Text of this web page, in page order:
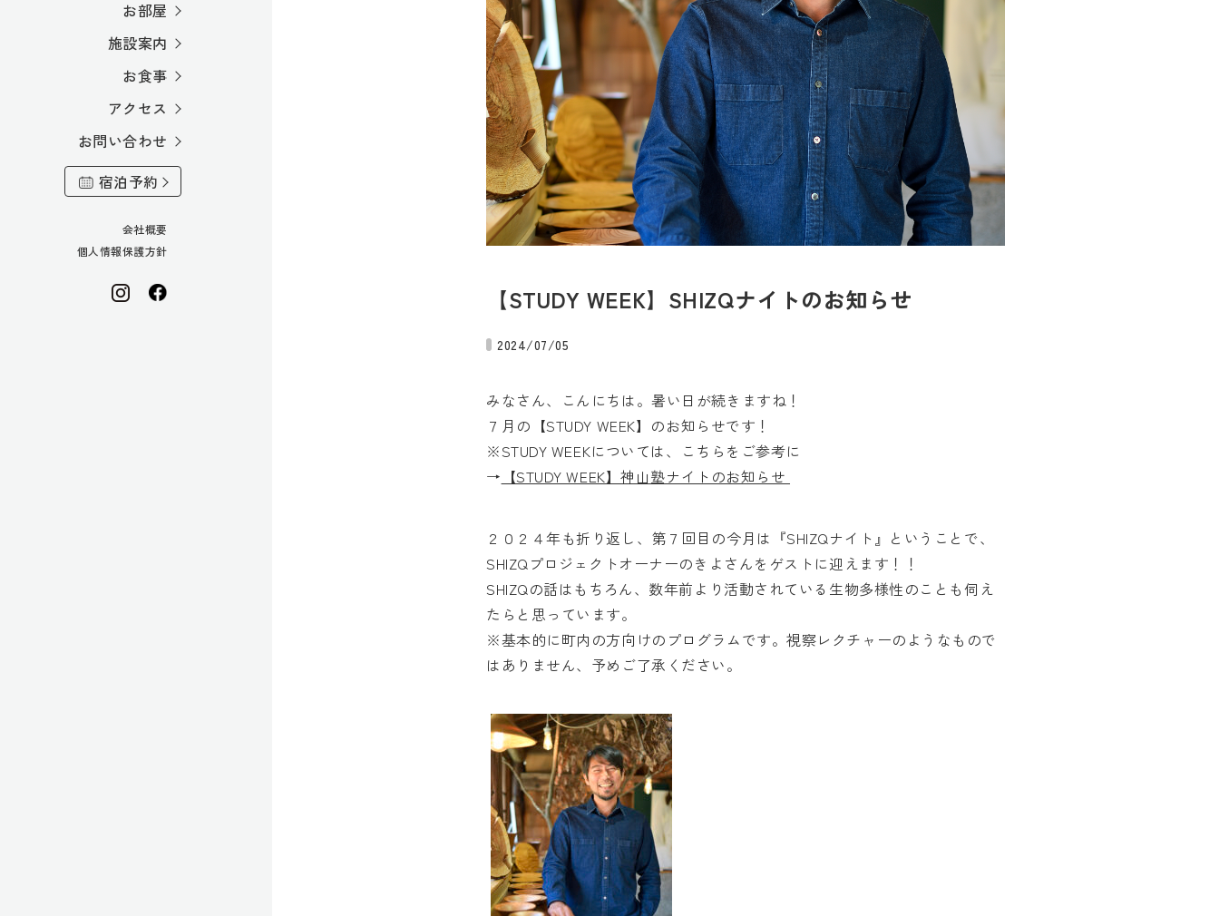
お部屋
施設案内
お食事
アクセス
お問い合わせ
宿泊予約
会社概要
個人情報保護方針
【STUDY WEEK】SHIZQナイトのお知らせ
2024/07/05
みなさん、こんにちは。暑い日が続きますね！
７月の【STUDY WEEK】のお知らせです！
※STUDY WEEKについては、こちらをご参考に
→ 【STUDY WEEK】神山塾ナイトのお知らせ
２０２４年も折り返し、第７回目の今月は『SHIZQナイト』ということで、
SHIZQプロジェクトオーナーのきよさんをゲストに迎えます！！
SHIZQの話はもちろん、数年前より活動されている生物多様性のことも伺え
たらと思っています。
※基本的に町内の方向けのプログラムです。視察レクチャーのようなもので
はありません、予めご了承ください。